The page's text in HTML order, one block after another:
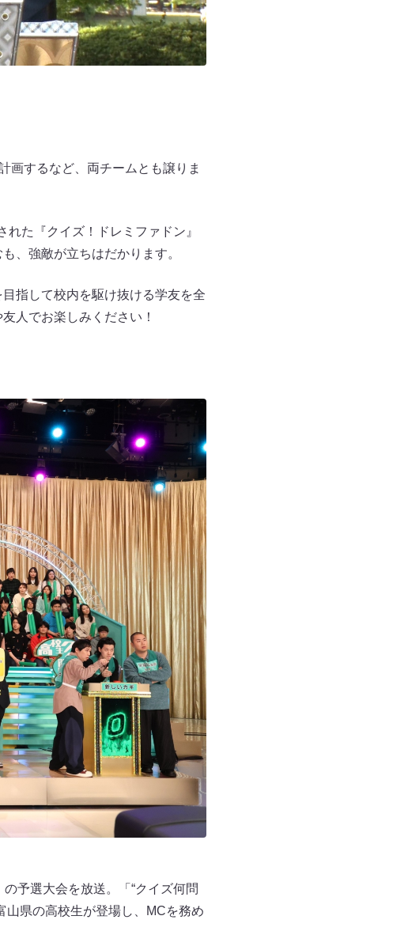
画するなど、両チームとも譲りま
た『クイズ！ドレミファドン』
、強敵が立ちはだかります。
指して校内を駆け抜ける学友を全
人でお楽しみください！
予選大会を放送。「“クイズ何問
山県の高校生が登場し、MCを務め